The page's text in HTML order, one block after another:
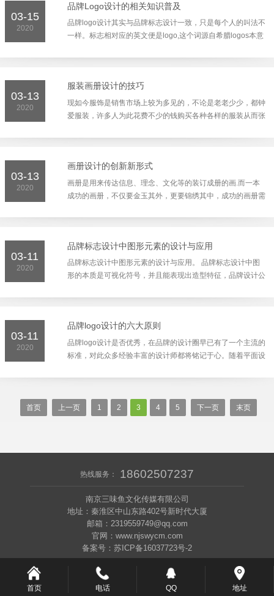
03-15
2020
品牌Logo设计的相关知识普及
品牌logo设计其实与品牌标志设计一致，只是每个人的叫法不
一样。标志相对应的英文便是logo,这个词源自希腊logos本意
03-13
2020
服装画册设计的技巧
现如今服饰是销售市场上较为多见的，不论是老老少少，都钟
爱服装，许多人为此花费不少的钱购买各种各样的服装从而张
03-13
2020
画册设计的创新新形式
画册是用来传达信息、理念、文化等的装订成册的画.而一本
成功的画册，不仅要金玉其外，更要锦绣其中，成功的画册需
03-11
2020
品牌标志设计中图形元素的设计与应用
品牌标志设计中图形元素的设计与应用。 品牌标志设计中图
形的本质是可视化符号，并且能表现出造型特征，品牌设计公
03-11
2020
品牌logo设计的六大原则
品牌logo设计是否优秀，在品牌的设计圈早已有了一个主流的
标准，对此众多经验丰富的设计师都将铭记于心。随着平面设
首页 上一页 1 2 3 4 5 下一页 末页
热线服务： 18602507237
南京三味鱼文化传媒有限公司
地址：秦淮区中山东路402号新时代大厦
邮箱：2319559749@qq.com
官网：www.njswycm.com
备案号：苏ICP备16037723号-2
首页 电话 QQ 地址